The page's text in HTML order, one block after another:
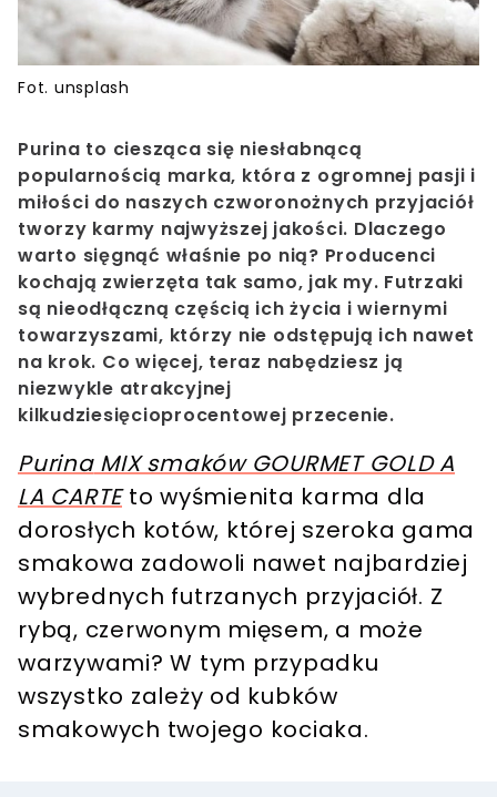
Fot. unsplash
Purina to ciesząca się niesłabnącą
popularnością marka, która z ogromnej pasji i
miłości do naszych czworonożnych przyjaciół
tworzy karmy najwyższej jakości. Dlaczego
warto sięgnąć właśnie po nią? Producenci
kochają zwierzęta tak samo, jak my. Futrzaki
są nieodłączną częścią ich życia i wiernymi
towarzyszami, którzy nie odstępują ich nawet
na krok. Co więcej, teraz nabędziesz ją
niezwykle atrakcyjnej
kilkudziesięcioprocentowej przecenie.
PurinaMIX smaków GOURMET GOLD A
LA CARTEto wyśmienita karma dla
dorosłych kotów, której szeroka gama
smakowa zadowoli nawet najbardziej
wybrednych futrzanych przyjaciół. Z
rybą, czerwonym mięsem, a może
warzywami? W tym przypadku
wszystko zależy od kubków
smakowych twojego kociaka.